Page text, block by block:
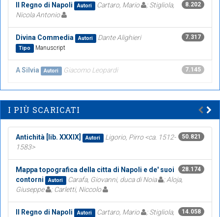
8.202
Il Regno di Napoli Autori Cartaro, Mario
; Stigliola,
Nicola Antonio
7.317
Divina Commedia Autori Dante Alighieri
Tipo Manuscript
7.145
A Silvia Autori Giacomo Leopardi
I PIÙ SCARICATI
50.821
Antichità [lib. XXXIX] Autori
Ligorio, Pirro <ca. 1512-
1583>
28.174
Mappa topografica della citta di Napoli e de' suoi
contorni
Autori Carafa, Giovanni, duca di Noia
; Aloja,
Giuseppe
; Carletti, Niccolo
14.058
Il Regno di Napoli Autori Cartaro, Mario
; Stigliola,